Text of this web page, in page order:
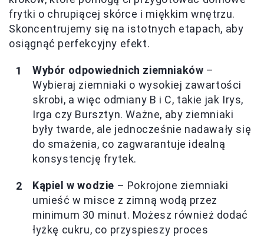
frytki o chrupiącej skórce i miękkim wnętrzu.
Skoncentrujemy się na istotnych etapach, aby
osiągnąć perfekcyjny efekt.
Wybór odpowiednich ziemniaków –
Wybieraj ziemniaki o wysokiej zawartości
skrobi, a więc odmiany B i C, takie jak Irys,
Irga czy Bursztyn. Ważne, aby ziemniaki
były twarde, ale jednocześnie nadawały się
do smażenia, co zagwarantuje idealną
konsystencję frytek.
Kąpiel w wodzie – Pokrojone ziemniaki
umieść w misce z zimną wodą przez
minimum 30 minut. Możesz również dodać
łyżkę cukru, co przyspieszy proces